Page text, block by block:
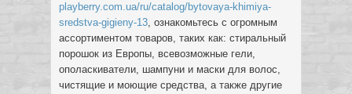
playberry.com.ua/ru/catalog/bytovaya-khimiya-
sredstva-gigieny-13, ознакомьтесь с огромным
ассортиментом товаров, таких как: стиральный
порошок из Европы, всевозможные гели,
ополаскиватели, шампуни и маски для волос,
чистящие и моющие средства, а также другие